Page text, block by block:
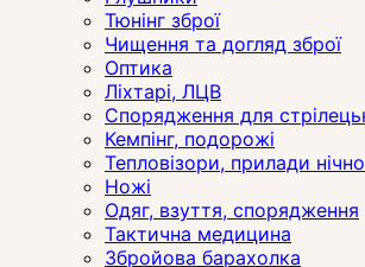
Тюнінг зброї
Чищення та догляд зброї
Оптика
Ліхтарі, ЛЦВ
Спорядження для
Кемпінг, подорожі
Тепловізори, прилади
Ножі
Одяг, взуття, спорядження
Тактична медицина
Збройова барахолка